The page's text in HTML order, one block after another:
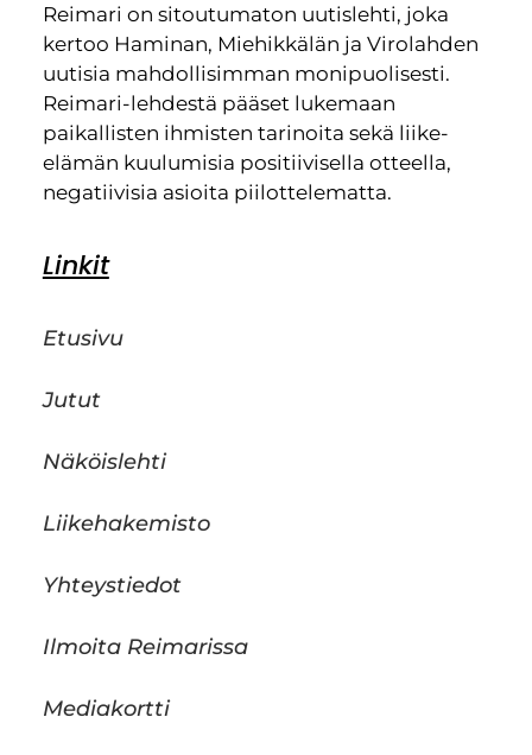
Reimari on sitoutumaton uutislehti, joka
kertoo Haminan, Miehikkälän ja Virolahden
uutisia mahdollisimman monipuolisesti.
Reimari-lehdestä pääset lukemaan
paikallisten ihmisten tarinoita sekä liike-
elämän kuulumisia positiivisella otteella,
negatiivisia asioita piilottelematta.
Linkit
Etusivu
Jutut
Näköislehti
Liikehakemisto
Yhteystiedot
Ilmoita Reimarissa
Mediakortti